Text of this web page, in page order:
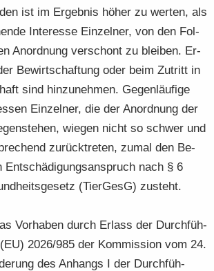
ist im Er­geb­nis höher zu wer­ten, als
In­ter­es­se Ein­zel­ner, von den Fol­
An­ord­nung ver­schont zu blei­ben. Er­
Be­wirt­schaf­tung oder beim Zu­tritt in
sind hin­zu­neh­men. Ge­gen­läu­fi­ge
Ein­zel­ner, die der An­ord­nung der
wie­gen nicht so schwer und
zu­rück­tre­ten, zumal den Be­
Ent­schä­di­gungs­an­spruch nach § 6
(Tier­GesG) zu­steht.
Vor­ha­ben durch Er­lass der Durch­füh­
2026/985 der Kom­mis­si­on vom 24.
des An­hangs I der Durch­füh­